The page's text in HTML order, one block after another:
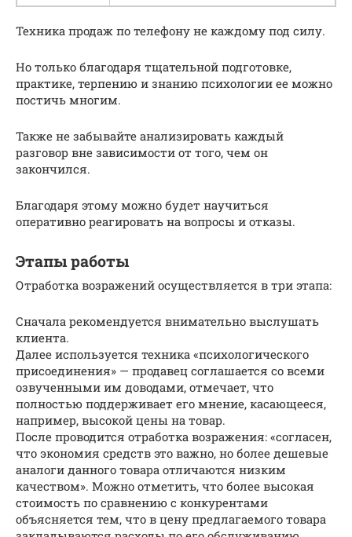
Техника продаж по телефону не каждому под силу.
Но только благодаря тщательной подготовке,
практике, терпению и знанию психологии ее можно
постичь многим.
Также не забывайте анализировать каждый
разговор вне зависимости от того, чем он
закончился.
Благодаря этому можно будет научиться
оперативно реагировать на вопросы и отказы.
Этапы работы
Отработка возражений осуществляется в три этапа:
Сначала рекомендуется внимательно выслушать
клиента.
Далее используется техника «психологического
присоединения» — продавец соглашается со всеми
озвученными им доводами, отмечает, что
полностью поддерживает его мнение, касающееся,
например, высокой цены на товар.
После проводится отработка возражения: «согласен,
что экономия средств это важно, но более дешевые
аналоги данного товара отличаются низким
качеством». Можно отметить, что более высокая
стоимость по сравнению с конкурентами
объясняется тем, что в цену предлагаемого товара